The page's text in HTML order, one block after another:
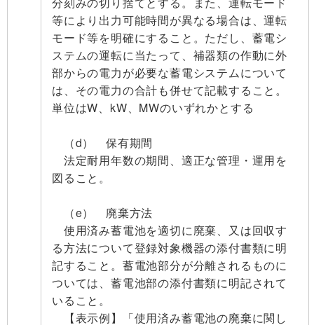
等により出力可能時間が異なる場合は、運転
モード等を明確にすること。ただし、蓄電シ
ステムの運転に当たって、補器類の作動に外
部からの電力が必要な蓄電システムについて
は、その電力の合計も併せて記載すること。
単位はW、kW、MWのいずれかとする
（d） 保有期間
法定耐用年数の期間、適正な管理・運用を
図ること。
（e） 廃棄方法
使用済み蓄電池を適切に廃棄、又は回収す
る方法について登録対象機器の添付書類に明
記すること。蓄電池部分が分離されるものに
ついては、蓄電池部の添付書類に明記されて
いること。
【表示例】「使用済み蓄電池の廃棄に関し